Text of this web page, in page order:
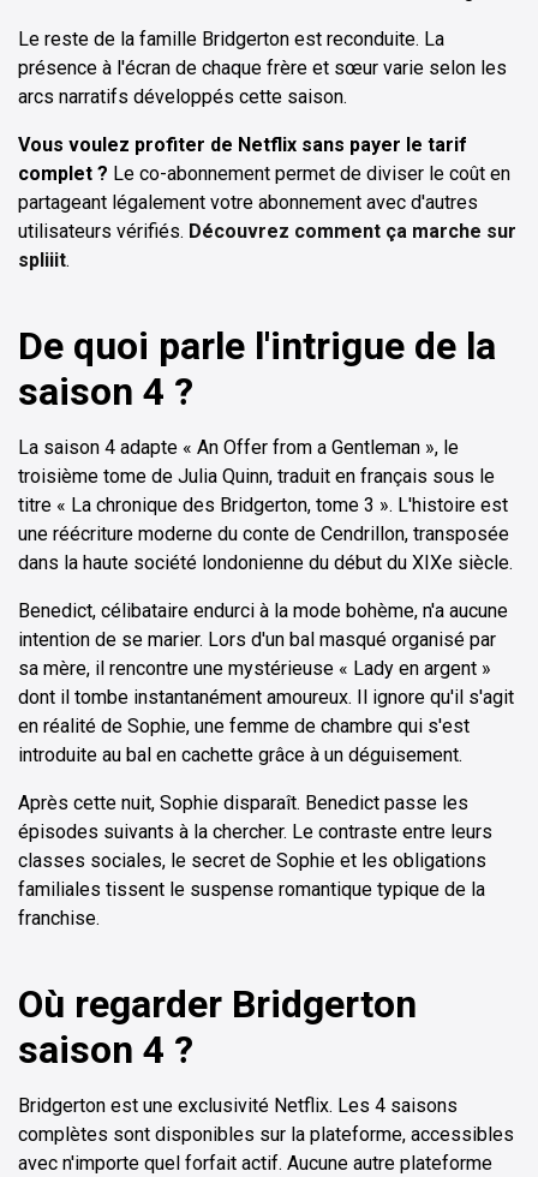
Le reste de la famille Bridgerton est reconduite. La
présence à l'écran de chaque frère et sœur varie selon les
arcs narratifs développés cette saison.
Vous voulez profiter de Netflix sans payer le tarif
complet ? Le co-abonnement permet de diviser le coût en
partageant légalement votre abonnement avec d'autres
utilisateurs vérifiés. Découvrez comment ça marche sur
spliiit.
De quoi parle l'intrigue de la
saison 4 ?
La saison 4 adapte « An Offer from a Gentleman », le
troisième tome de Julia Quinn, traduit en français sous le
titre « La chronique des Bridgerton, tome 3 ». L'histoire est
une réécriture moderne du conte de Cendrillon, transposée
dans la haute société londonienne du début du XIXe siècle.
Benedict, célibataire endurci à la mode bohème, n'a aucune
intention de se marier. Lors d'un bal masqué organisé par
sa mère, il rencontre une mystérieuse « Lady en argent »
dont il tombe instantanément amoureux. Il ignore qu'il s'agit
en réalité de Sophie, une femme de chambre qui s'est
introduite au bal en cachette grâce à un déguisement.
Après cette nuit, Sophie disparaît. Benedict passe les
épisodes suivants à la chercher. Le contraste entre leurs
classes sociales, le secret de Sophie et les obligations
familiales tissent le suspense romantique typique de la
franchise.
Où regarder Bridgerton
saison 4 ?
Bridgerton est une exclusivité Netflix. Les 4 saisons
complètes sont disponibles sur la plateforme, accessibles
avec n'importe quel forfait actif. Aucune autre plateforme